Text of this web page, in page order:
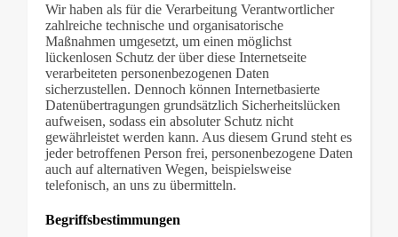
Wir haben als für die Verarbeitung Verantwortlicher
zahlreiche technische und organisatorische
Maßnahmen umgesetzt, um einen möglichst
lückenlosen Schutz der über diese Internetseite
verarbeiteten personenbezogenen Daten
sicherzustellen. Dennoch können Internetbasierte
Datenübertragungen grundsätzlich Sicherheitslücken
aufweisen, sodass ein absoluter Schutz nicht
gewährleistet werden kann. Aus diesem Grund steht es
jeder betroffenen Person frei, personenbezogene Daten
auch auf alternativen Wegen, beispielsweise
telefonisch, an uns zu übermitteln.
Begriffsbestimmungen